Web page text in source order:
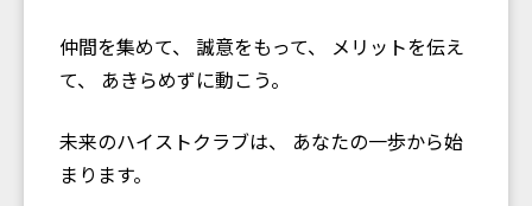
仲間を集めて、 誠意をもって、 メリットを伝え
て、 あきらめずに動こう。
未来のハイストクラブは、 あなたの一歩から始
まります。